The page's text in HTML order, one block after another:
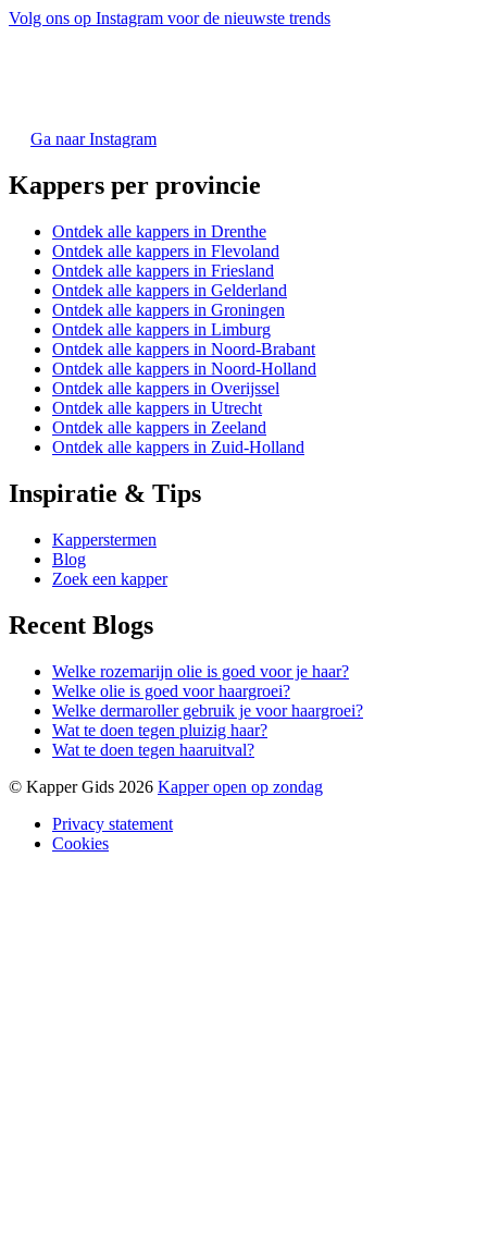
Volg ons op Instagram voor de nieuwste trends
Ga naar Instagram
Kappers per provincie
Ontdek alle kappers in Drenthe
Ontdek alle kappers in Flevoland
Ontdek alle kappers in Friesland
Ontdek alle kappers in Gelderland
Ontdek alle kappers in Groningen
Ontdek alle kappers in Limburg
Ontdek alle kappers in Noord-Brabant
Ontdek alle kappers in Noord-Holland
Ontdek alle kappers in Overijssel
Ontdek alle kappers in Utrecht
Ontdek alle kappers in Zeeland
Ontdek alle kappers in Zuid-Holland
Inspiratie & Tips
Kapperstermen
Blog
Zoek een kapper
Recent Blogs
Welke rozemarijn olie is goed voor je haar?
Welke olie is goed voor haargroei?
Welke dermaroller gebruik je voor haargroei?
Wat te doen tegen pluizig haar?
Wat te doen tegen haaruitval?
© Kapper Gids 2026 Kapper open op zondag
Privacy statement
Cookies